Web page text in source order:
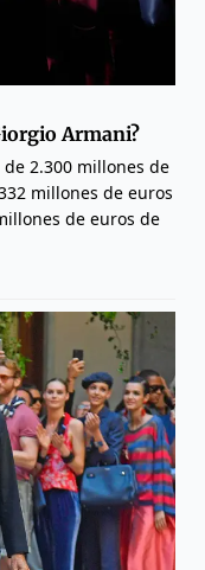
Armani?
2.300 millones de
millones de euros
de euros de